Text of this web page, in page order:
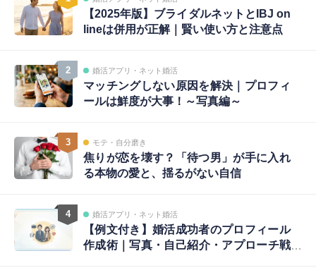
【2025年版】ブライダルネットとIBJ on
lineは併用が正解｜賢い使い方と注意点
2 婚活アプリ・ネット婚活
マッチングしない原因を解決｜プロフィ
ールは鮮度が大事！～写真編～
3 モテ・自分磨き
焦りが恋を壊す？「待つ男」が手に入れ
る本物の愛と、揺るがない自信
4 婚活アプリ・ネット婚活
【例文付き】婚活成功者のプロフィール
作成術｜写真・自己紹介・アプローチ戦